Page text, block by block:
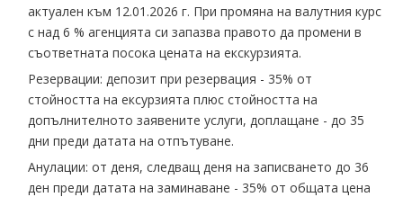
актуален към 12.01.2026 г. При промяна на валутния курс
с над 6 % агенцията си запазва правото да промени в
съответната посока цената на екскурзията.
Резервации: депозит при резервация - 35% от
стойността на ексурзията плюс стойността на
допълнителното заявените услуги, доплащане - до 35
дни преди датата на отпътуване.
Анулации: от деня, следващ деня на записването до 36
ден преди датата на заминаване - 35% от общата цена